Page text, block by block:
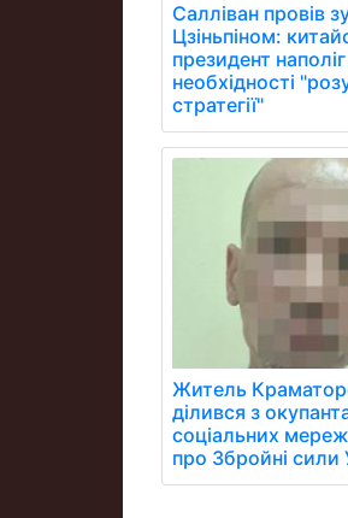
Салліван провів
Цзіньпіном:
президент
необхідності
стратегії"
Житель
ділився з
соціальних
про Збройні сили